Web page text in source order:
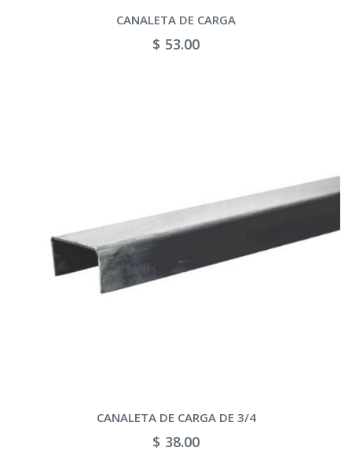
CANALETA DE CARGA
$ 53.00
CANALETA DE CARGA DE 3/4
$ 38.00